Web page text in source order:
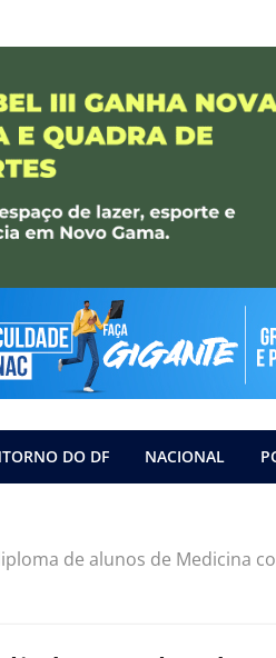
DO DF NACIONAL
de alunos de Medicina